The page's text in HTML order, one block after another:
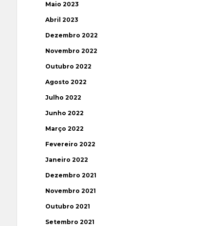
Maio 2023
Abril 2023
Dezembro 2022
Novembro 2022
Outubro 2022
Agosto 2022
Julho 2022
Junho 2022
Março 2022
Fevereiro 2022
Janeiro 2022
Dezembro 2021
Novembro 2021
Outubro 2021
Setembro 2021